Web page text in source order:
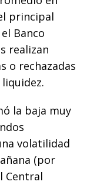
principal
Banco
realizan
o rechazadas
la baja muy
volatilidad
(por
Central